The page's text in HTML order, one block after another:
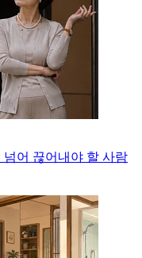
어 끊어내야 할 사람